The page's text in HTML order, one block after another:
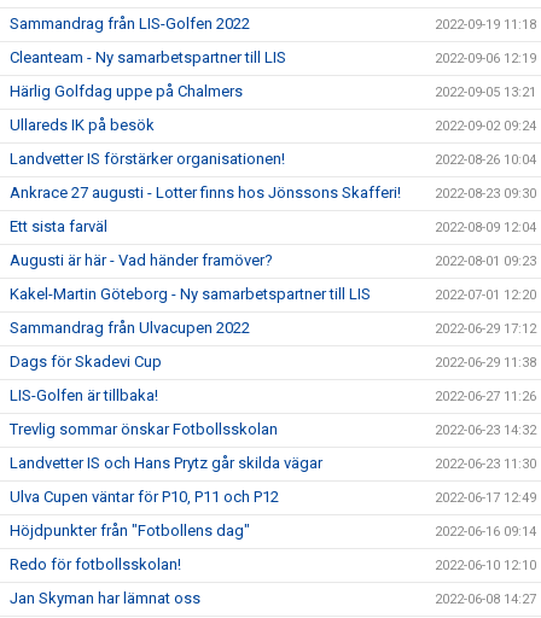
Sammandrag från LIS-Golfen 2022 2022-09-19 11:18
Cleanteam - Ny samarbetspartner till LIS 2022-09-06 12:19
Härlig Golfdag uppe på Chalmers 2022-09-05 13:21
Ullareds IK på besök 2022-09-02 09:24
Landvetter IS förstärker organisationen! 2022-08-26 10:04
Ankrace 27 augusti - Lotter finns hos Jönssons Skafferi! 2022-08-23 09:30
Ett sista farväl 2022-08-09 12:04
Augusti är här - Vad händer framöver? 2022-08-01 09:23
Kakel-Martin Göteborg - Ny samarbetspartner till LIS 2022-07-01 12:20
Sammandrag från Ulvacupen 2022 2022-06-29 17:12
Dags för Skadevi Cup 2022-06-29 11:38
LIS-Golfen är tillbaka! 2022-06-27 11:26
Trevlig sommar önskar Fotbollsskolan 2022-06-23 14:32
Landvetter IS och Hans Prytz går skilda vägar 2022-06-23 11:30
Ulva Cupen väntar för P10, P11 och P12 2022-06-17 12:49
Höjdpunkter från "Fotbollens dag" 2022-06-16 09:14
Redo för fotbollsskolan! 2022-06-10 12:10
Jan Skyman har lämnat oss 2022-06-08 14:27